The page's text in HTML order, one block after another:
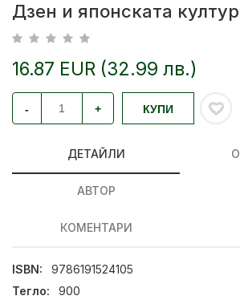
Дзен и японската
16.87 EUR (32.99 лв.)
- + КУПИ
ДЕТАЙЛИ
АВТОР
КОМЕНТАРИ
ISBN:
9786191524105
Тегло:
900